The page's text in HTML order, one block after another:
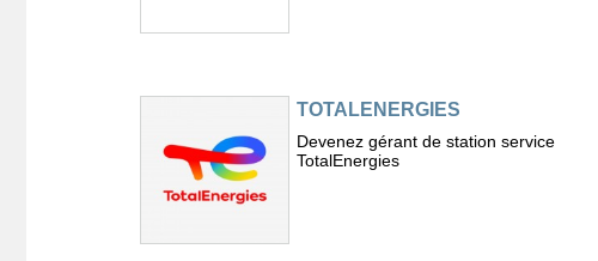
TOTALENERGIES
Devenez gérant de station service
TotalEnergies